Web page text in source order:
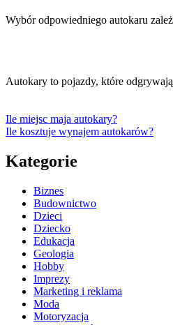
Wybór odpowiedniego autokaru
Autokary to pojazdy, które
Ile miejsc maja autokary?
Ile kosztuje wynajem autokarów?
Kategorie
Biznes
Budownictwo
Dzieci
Dziecko
Edukacja
Geologia
Hobby
Imprezy
Marketing i reklama
Moda
Motoryzacja